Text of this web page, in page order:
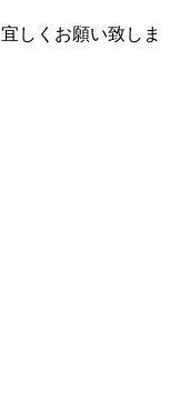
しくお願い致しま